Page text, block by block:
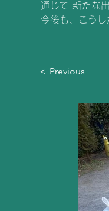
通じて 新たな
今後も、こう
＜ Previous